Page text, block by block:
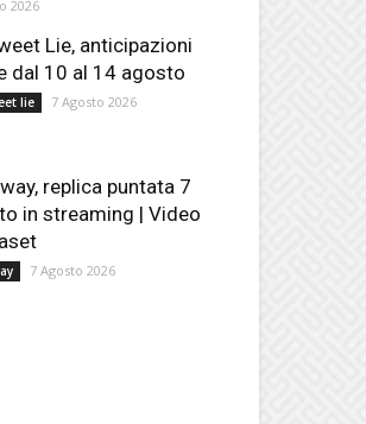
2026
Lie, anticipazioni
dal 10 al 14 agosto
lie 7 Agosto 2026
replica puntata 7
in streaming | Video
7 Agosto 2026